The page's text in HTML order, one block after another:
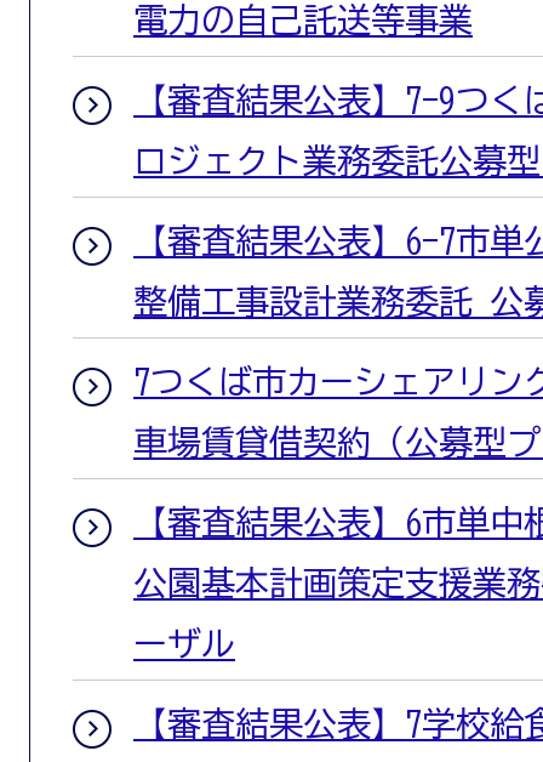
電力の自己託送等事業
【審査結果公表】7-9つ
ロジェクト業務委託公募
【審査結果公表】6-7市
整備工事設計業務委託 公
7つくば市カーシェアリン
車場賃貸借契約（公募型
【審査結果公表】6市単
公園基本計画策定支援業
ーザル
【審査結果公表】7学校